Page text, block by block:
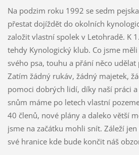
Na podzim roku 1992 se sedm
přestat dojíždět do okolních
založit vlastní spolek v Letohradě. K
tehdy Kynologický klub. Co jsme měli
svého psa, touhu a přání něco
Zatím žádný rukáv, žádný majetek,
pomoci dobrých lidí, díky naší práci
snům máme po letech vlastní
40 členů, nové plány a daleko větší
jsme na začátku mohli snít. Záleží
své hranice kde bude končit náš